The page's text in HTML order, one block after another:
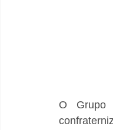
O Grupo